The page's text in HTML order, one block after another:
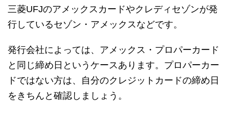
三菱UFJのアメックスカードやクレディセゾンが発
行しているセゾン・アメックスなどです。
発行会社によっては、アメックス・プロパーカード
と同じ締め日というケースあります。プロパーカー
ドではない方は、自分のクレジットカードの締め日
をきちんと確認しましょう。